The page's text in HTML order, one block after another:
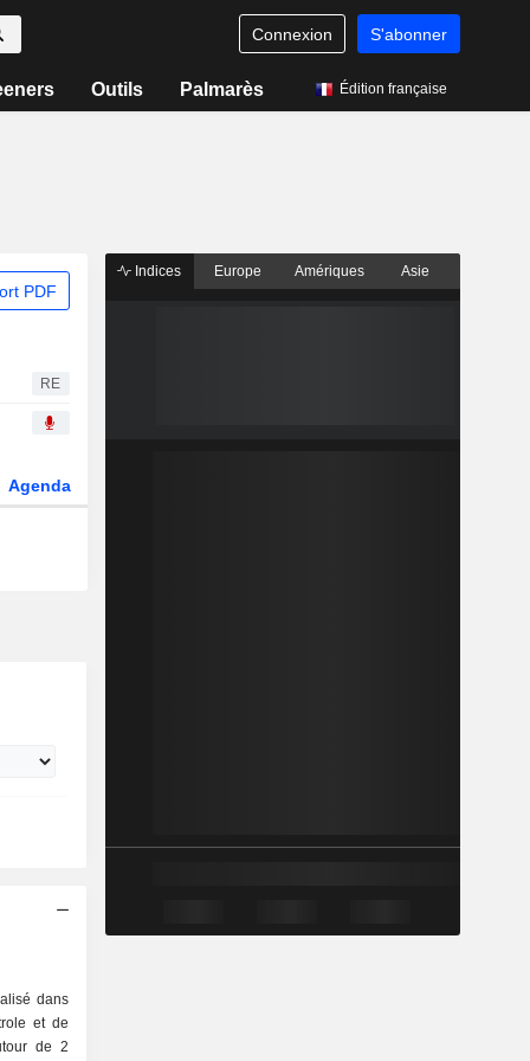
Connexion S'abonner
Outils Palmarès Édition française
PDF
RE
Agenda
dans
et de
de 2
Indices Europe Amériques Asie